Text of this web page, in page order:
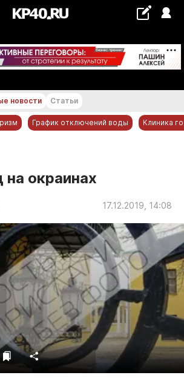
+24...+25 °С
новости
и ЖКХ
новости Статьи
График отключений воды Клиника
окраинах
17.12.2019, 14:08